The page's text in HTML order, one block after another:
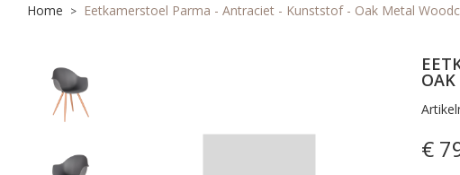
Home Eetkamerstoel Parma - Antraciet - Kunststof - Oak Metal
€